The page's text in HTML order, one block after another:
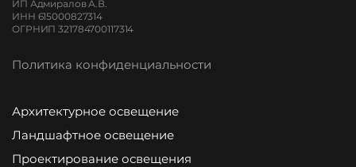
ИП Адмиралов А.В.
ИНН 615000827314
ОГРНИП 321784700117314
Политика конфиденциальности
Архитектурное освещение
Ландшафтное освещение
Проектирование освещения